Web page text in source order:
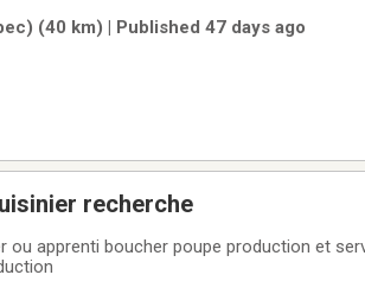
(40 km) | Published 47 days ago
recherche
ou apprenti boucher poupe production et